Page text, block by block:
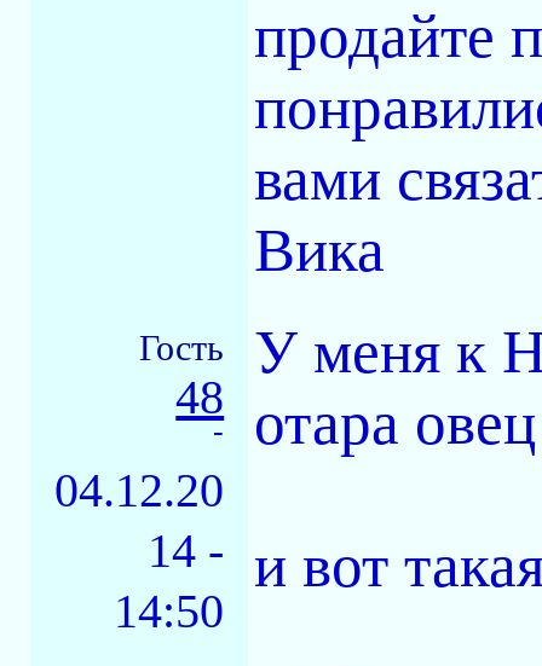
продайте
вами
Вика
Гость
48
-
04.12.20
14 -
14:50
У меня к
отара овец
и вот